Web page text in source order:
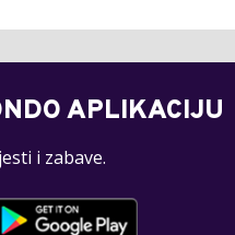
APLIKACIJU
i zabave.